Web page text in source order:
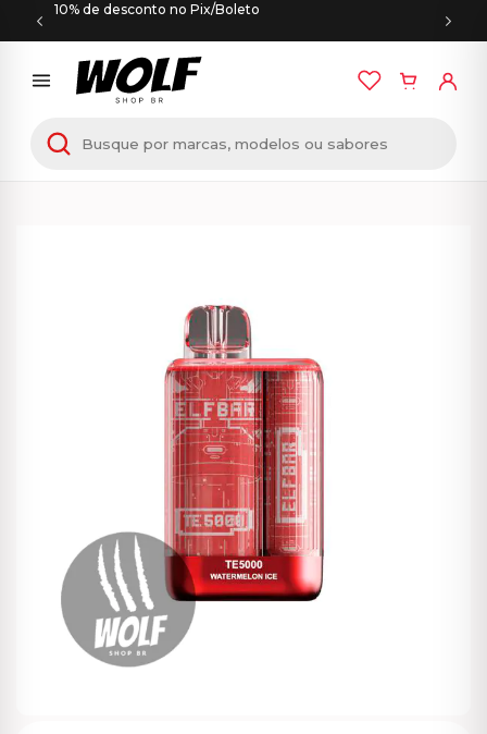
10% de desconto no Pix/Boleto
Início /PODS DESCARTÁVEIS/ Elf Bar TE5000 –